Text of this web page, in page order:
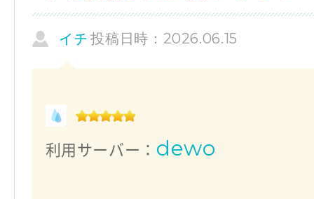
イチ 投稿日時：2026.06.15
利用サーバー： dewo